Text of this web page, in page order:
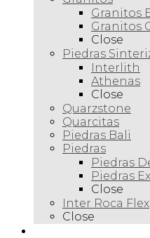
Granitos
Granitos
Close
Piedras
Interlith
Athenas
Close
Quarzstone
Quarcitas
Piedras Bali
Piedras
Piedras
Piedras
Close
Inter Roca Flex
Close